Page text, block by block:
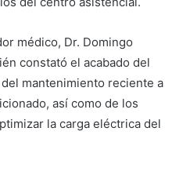
médico, Dr. Domingo
constató el acabado del
mantenimiento reciente a
así como de los
la carga eléctrica del